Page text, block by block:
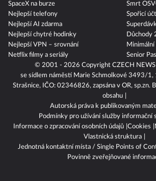
© 2001 - 2026 Copyright CZECH
se sídlem náměstí Marie Schmolkové 3493/1,
Strašnice, IČO: 02346826, zapsána v OR, sp.zn.
obsahu
Autorská práva k publikovaným
Podmínky pro užívání služby informační
Informace o zpracování osobních údajů Cookies
Vlastnická struktura
Jednotná kontaktní místa / Single Points of
Povinně zveřejňované
SpaceX na burze
Nejlepší telefony
Nejlepší AI zdarma
Nejlepší chytré hodinky
Nejlepší VPN – srovnání
Netflix filmy a seriály
Smrt
Spořicí
Důchody
Senior